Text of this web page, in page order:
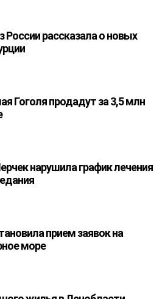
России рассказала о новых
Гоголя продадут за 3,5 млн
нарушила график лечения
прием заявок на
море